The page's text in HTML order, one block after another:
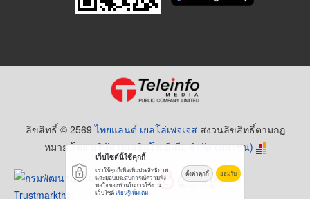
ลิขสิทธิ์ © 2569ไทยแลนด์ เยลโล่เพจเจส สงวนลิขสิทธิ์ตามกฏ
หมาย โดยบริษัท เทเลอินโฟ มีเดีย จำกัด (มหาชน)
เว็บไซต์นี้ใช้คุกกี้
เราใช้คุกกี้เพื่อเพิ่มประสิทธิภาพ
และมอบประสบการณ์ความพึง
พอใจของท่านในการใช้งาน
เว็บไซต์เรียนรู้เพิ่มเติม
ตั้งค่าคุกกี้ ยอมรับ